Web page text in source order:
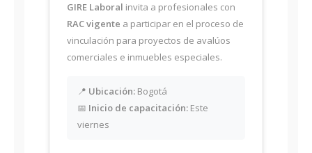
GIRE Laboral invita a profesionales con
RAC vigente a participar en el proceso de
vinculación para proyectos de avalúos
comerciales e inmuebles especiales.
📍 Ubicación: Bogotá
📅 Inicio de capacitación: Este
viernes